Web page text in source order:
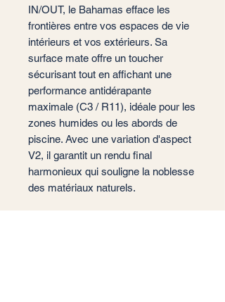
IN/OUT, le Bahamas efface les
frontières entre vos espaces de vie
intérieurs et vos extérieurs. Sa
surface mate offre un toucher
sécurisant tout en affichant une
performance antidérapante
maximale (C3 / R11), idéale pour les
zones humides ou les abords de
piscine. Avec une variation d'aspect
V2, il garantit un rendu final
harmonieux qui souligne la noblesse
des matériaux naturels.